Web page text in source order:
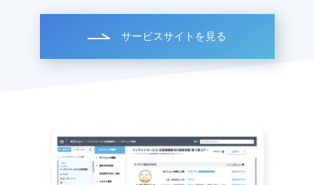
サービスサイトを見る